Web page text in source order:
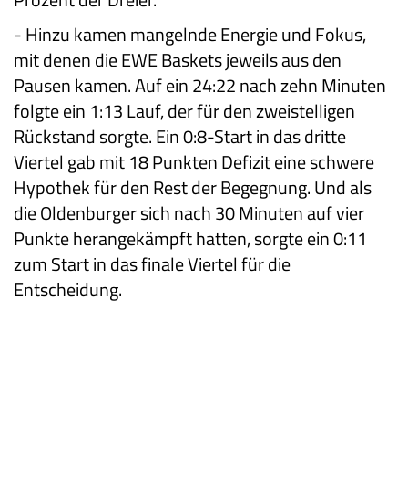
-Hinzu kamen mangelnde Energie und Fokus,
mit denen die EWE Baskets jeweils aus den
Pausen kamen. Auf ein 24:22 nach zehn Minuten
folgte ein 1:13 Lauf, der für den zweistelligen
Rückstand sorgte. Ein 0:8-Start in das dritte
Viertel gab mit 18 Punkten Defizit eine schwere
Hypothek für den Rest der Begegnung. Und als
die Oldenburger sich nach 30 Minuten auf vier
Punkte herangekämpft hatten, sorgte ein 0:11
zum Start in das finale Viertel für die
Entscheidung.